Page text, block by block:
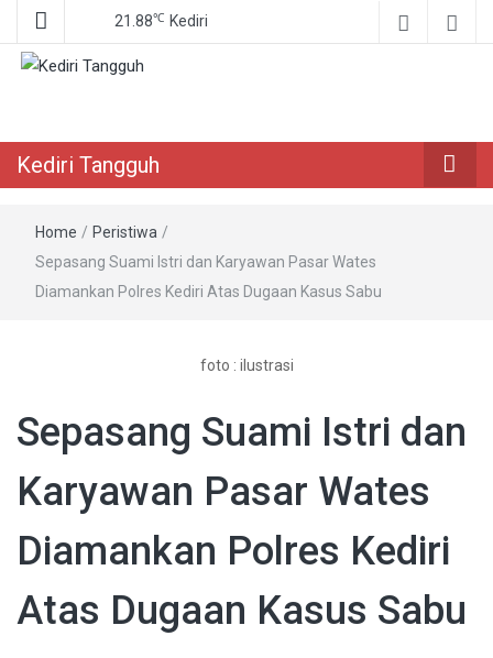
21.88℃ Kediri
Kediri Tangguh
Home / Peristiwa /
Sepasang Suami Istri dan Karyawan Pasar Wates
Diamankan Polres Kediri Atas Dugaan Kasus Sabu
foto : ilustrasi
Sepasang Suami Istri dan
Karyawan Pasar Wates
Diamankan Polres Kediri
Atas Dugaan Kasus Sabu